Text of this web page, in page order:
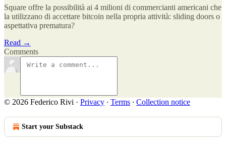
Square offre la possibilità ai 4 milioni di commercianti americani che
la utilizzano di accettare bitcoin nella propria attività: sliding doors o
aspettativa prematura?
Read →
Comments
© 2026 Federico Rivi · Privacy ∙ Terms ∙ Collection notice
Start your Substack